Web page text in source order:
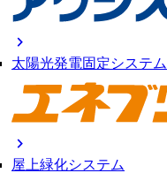
chevron_right
太陽光発電固定システム
chevron_right
屋上緑化システム